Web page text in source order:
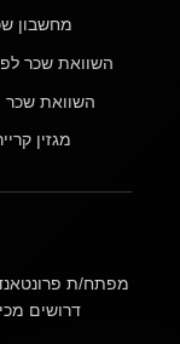
מחשבון
השוואת שכר
השוואת שכר
מגזין
מפתח/ת
דרושים